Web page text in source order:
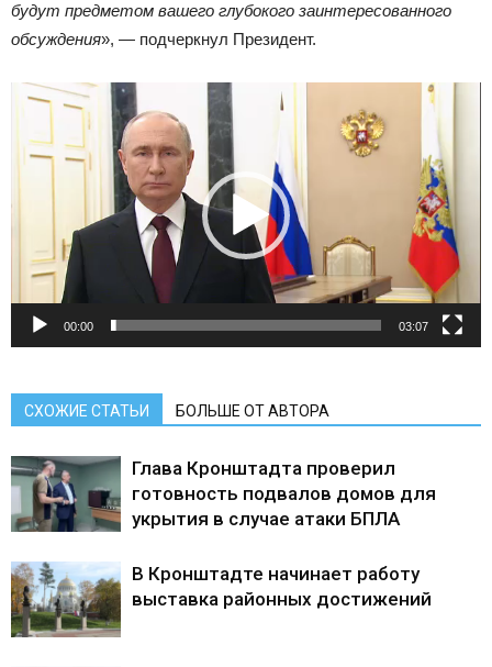
будут предметом вашего глубокого заинтересованного
обсуждения», — подчеркнул Президент.
Видеоплеер
00:00 03:07
СХОЖИЕ СТАТЬИ БОЛЬШЕ ОТ АВТОРА
Глава Кронштадта проверил
готовность подвалов домов для
укрытия в случае атаки БПЛА
В Кронштадте начинает работу
выставка районных достижений